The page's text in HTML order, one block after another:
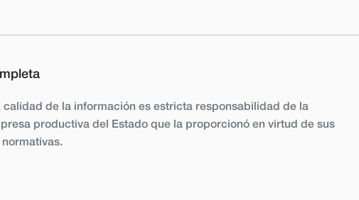
de la información es estricta responsabilidad de la
productiva del Estado que la proporcionó en virtud de sus